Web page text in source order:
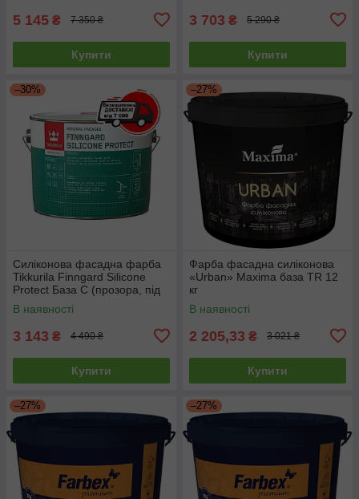
5 145 ₴ 7 350 ₴
Купити
3 703 ₴ 5 290 ₴
Купити
–30%
Силіконова фасадна фарба
Tikkurila Finngard Silicone
Protect База С (прозора, під
тонування) 9л
В наявності
3 143 ₴ 4 490 ₴
Купити
–27%
Фарба фасадна силіконова
«Urban» Maxima база TR 12
кг
В наявності
2 205,33 ₴ 3 021 ₴
Купити
–27% –27%